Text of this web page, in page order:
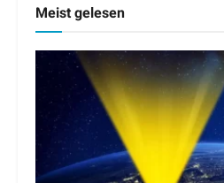
Meist gelesen